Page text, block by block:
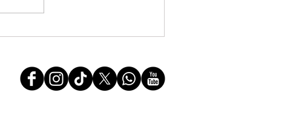
SINTUFF manifesta solidariedade à
repressão